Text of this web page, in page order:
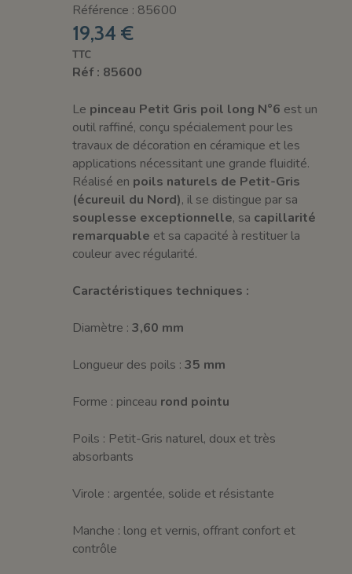
Référence : 85600
19,34 €
TTC
Réf : 85600
Le pinceau Petit Gris poil long N°6 est un
outil raffiné, conçu spécialement pour les
travaux de décoration en céramique et les
applications nécessitant une grande fluidité.
Réalisé en poils naturels de Petit-Gris
(écureuil du Nord), il se distingue par sa
souplesse exceptionnelle, sa capillarité
remarquable et sa capacité à restituer la
couleur avec régularité.
Caractéristiques techniques :
Diamètre :3,60 mm
Longueur des poils :35 mm
Forme : pinceau rond pointu
Poils : Petit-Gris naturel, doux et très
absorbants
Virole : argentée, solide et résistante
Manche : long et vernis, offrant confort et
contrôle